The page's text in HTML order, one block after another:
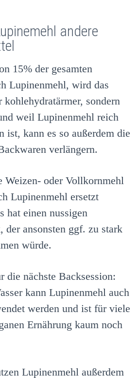
andere
15% der gesamten
Lupinenmehl, wird das
kohlehydratärmer, sondern
weil Lupinenmehl reich
ist, kann es so außerdem die
verlängern.
Weizen- oder Vollkornmehl
Lupinenmehl ersetzt
hat einen nussigen
der ansonsten ggf. zu stark
würde.
die nächste Backsession:
kann Lupinenmehl auch
werden und ist für viele
Ernährung kaum noch
Lupinenmehl außerdem